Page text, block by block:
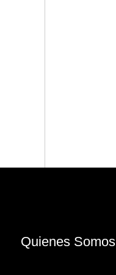
Quienes Somos